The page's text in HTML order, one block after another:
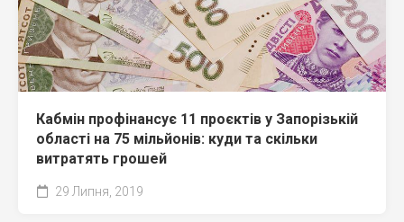
Кабмін профінансує 11 проєктів у Запорізькій
області на 75 мільйонів: куди та скільки
витратять грошей
29 Липня, 2019